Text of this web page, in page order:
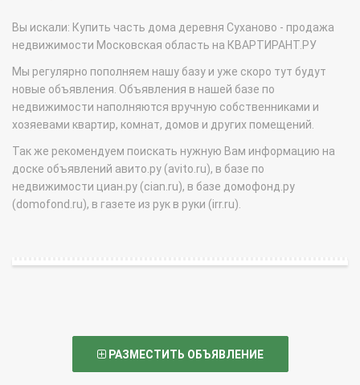
Вы искали: Купить часть дома деревня Суханово - продажа
недвижимости Московская область на КВАРТИРАНТ.РУ
Мы регулярно пополняем нашу базу и уже скоро тут будут
новые объявления. Объявления в нашей базе по
недвижимости наполняются вручную собственниками и
хозяевами квартир, комнат, домов и других помещений.
Так же рекомендуем поискать нужную Вам информацию на
доске объявлений авито.ру (avito.ru), в базе по
недвижимости циан.ру (cian.ru), в базе домофонд.ру
(domofond.ru), в газете из рук в руки (irr.ru).
РАЗМЕСТИТЬ ОБЪЯВЛЕНИЕ